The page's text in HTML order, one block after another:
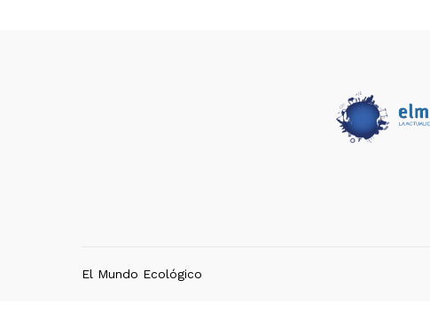
El Mundo Ecológico